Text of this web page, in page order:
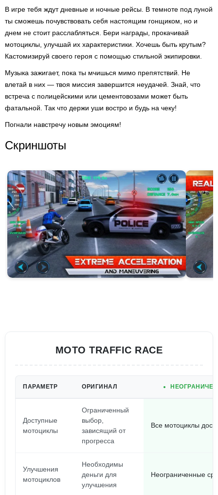
В игре тебя ждут дневные и ночные рейсы. В темноте под луной
ты сможешь почувствовать себя настоящим гонщиком, но и
днем не стоит расслабляться. Бери награды, прокачивай
мотоциклы, улучшай их характеристики. Хочешь быть крутым?
Кастомизируй своего героя с помощью стильной экипировки.
Музыка зажигает, пока ты мчишься мимо препятствий. Не
влетай в них — твоя миссия завершится неудачей. Знай, что
встреча с полицейскими или цементовозами может быть
фатальной. Так что держи уши востро и будь на чеку!
Погнали навстречу новым эмоциям!
Скриншоты
MOTO TRAFFIC RACE
ПАРАМЕТР ОРИГИНАЛ
Доступные
мотоциклы
Ограниченный
выбор,
зависящий от
прогресса
Все мотоциклы
Улучшения
мотоциклов
Необходимы
деньги для
улучшения
Неограниченные